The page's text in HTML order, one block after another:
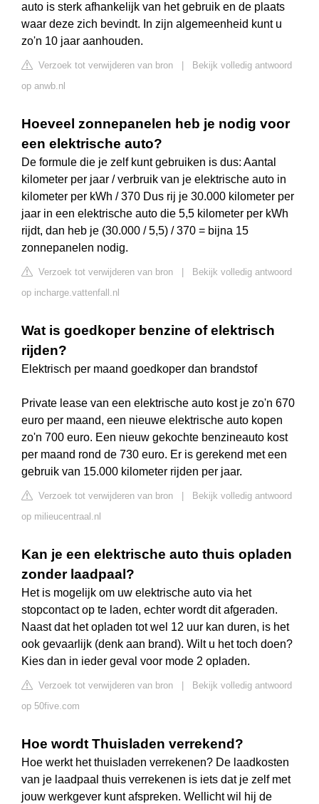
auto is sterk afhankelijk van het gebruik en de plaats
waar deze zich bevindt. In zijn algemeenheid kunt u
zo'n 10 jaar aanhouden.
Verzoek tot verwijderen van bron
Bekijk volledig antwoord
op anwb.nl
Hoeveel zonnepanelen heb je nodig voor
een elektrische auto?
De formule die je zelf kunt gebruiken is dus: Aantal
kilometer per jaar / verbruik van je elektrische auto in
kilometer per kWh / 370 Dus rij je 30.000 kilometer per
jaar in een elektrische auto die 5,5 kilometer per kWh
rijdt, dan heb je (30.000 / 5,5) / 370 = bijna 15
zonnepanelen nodig.
Verzoek tot verwijderen van bron
Bekijk volledig antwoord
op incharge.vattenfall.nl
Wat is goedkoper benzine of elektrisch
rijden?
Elektrisch per maand goedkoper dan brandstof
Private lease van een elektrische auto kost je zo'n 670
euro per maand, een nieuwe elektrische auto kopen
zo'n 700 euro. Een nieuw gekochte benzineauto kost
per maand rond de 730 euro. Er is gerekend met een
gebruik van 15.000 kilometer rijden per jaar.
Verzoek tot verwijderen van bron
Bekijk volledig antwoord
op milieucentraal.nl
Kan je een elektrische auto thuis opladen
zonder laadpaal?
Het is mogelijk om uw elektrische auto via het
stopcontact op te laden, echter wordt dit afgeraden.
Naast dat het opladen tot wel 12 uur kan duren, is het
ook gevaarlijk (denk aan brand). Wilt u het toch doen?
Kies dan in ieder geval voor mode 2 opladen.
Verzoek tot verwijderen van bron
Bekijk volledig antwoord
op 50five.com
Hoe wordt Thuisladen verrekend?
Hoe werkt het thuisladen verrekenen? De laadkosten
van je laadpaal thuis verrekenen is iets dat je zelf met
jouw werkgever kunt afspreken. Wellicht wil hij de